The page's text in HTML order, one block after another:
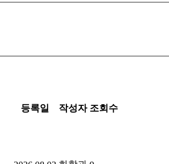
등록일 작성자 조회수